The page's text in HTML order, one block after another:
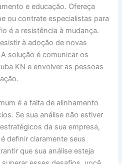
e educação. Ofereça
ou contrate especialistas para
é a resistência à mudança.
à adoção de novas
solução é comunicar os
KN e envolver as pessoas
é a falta de alinhamento
Se sua análise não estiver
da sua empresa,
definir claramente seus
que sua análise esteja